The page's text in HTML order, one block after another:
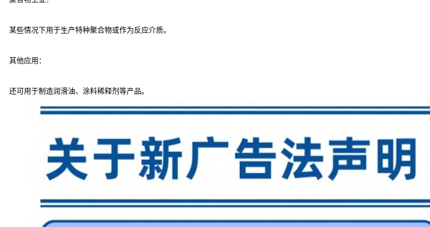
某些情况下用于生产特种聚合物或作为反应介质。
其他应用：
还可用于制造润滑油、涂料稀释剂等产品。